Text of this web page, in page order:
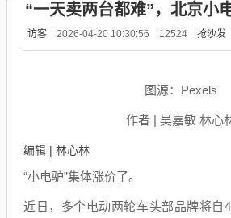
“一天卖两台都难”，北京小
访客 2026-04-20 10:30:56 12524 抢沙发
图源：Pexels
作者 | 吴嘉敏 林心
编辑 | 林心林
“小电驴”集体涨价了。
近日，多个电动两轮车头部品牌将自